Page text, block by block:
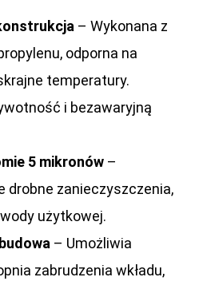
– Wykonana z
odporna na
temperatury.
i bezawaryjną
5 mikronów –
drobne zanieczyszczenia,
użytkowej.
– Umożliwia
zabrudzenia wkładu,